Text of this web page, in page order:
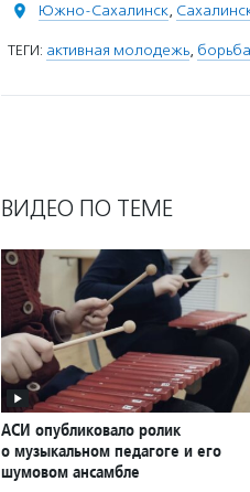
Южно-Сахалинск,
ТЕГИ: активная молодежь,
ВИДЕО ПО ТЕМЕ
АСИ опубликовало ролик
о музыкальном педагоге и его
шумовом ансамбле